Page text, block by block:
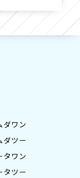
ダワン
ダツー
タワン
タツー